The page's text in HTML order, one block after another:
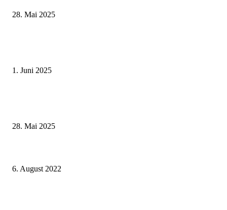
28. Mai 2025
1. Juni 2025
28. Mai 2025
6. August 2022